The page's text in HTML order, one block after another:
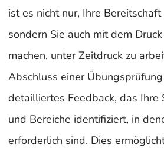
ist es nicht nur, Ihre
sondern Sie auch mit dem
machen, unter Zeitdruck zu
Abschluss einer
detailliertes Feedback, das Ihre
und Bereiche identifiziert, in
erforderlich sind. Dies